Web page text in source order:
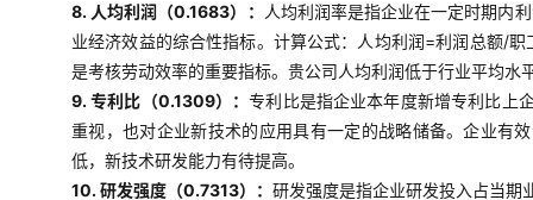
8. 人均利润（0.1683）：
人均利润率是指企业在一定时期内
业经济效益的综合性指标。计算公式：人均利润=利润总额/
是考核劳动效率的重要指标。贵公司人均利润低于行业平均
9. 专利比（0.1309）：专利比是指企业本年度新增专利比上
重视，也对企业新技术的应用具有一定的战略储备。企业有
低，新技术研发能力有待提高。
10. 研发强度（0.7313）： 研发强度是指企业研发投入占当期